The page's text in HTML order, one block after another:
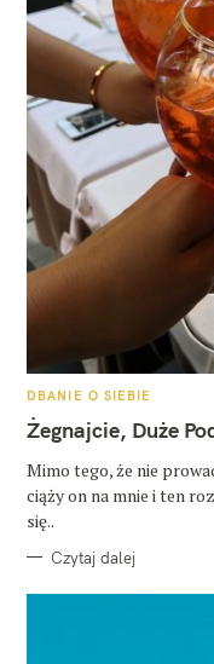
K
T
E
O
R
I
DBANIE O SIEBIE
Żegnajcie, Duże
Mimo tego, że nie
ciąży on na mnie i ten
się..
Czytaj dalej